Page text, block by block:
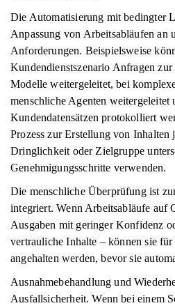
Die Automatisierung mit bedingter
Anpassung von Arbeitsabläufen an
Anforderungen. Beispielsweise
Kundendienstszenario Anfragen
Modelle weitergeleitet, bei
menschliche Agenten weitergeleitet
Kundendatensätzen protokolliert
Prozess zur Erstellung von Inhalten
Dringlichkeit oder Zielgruppe
Genehmigungsschritte verwenden.
Die menschliche Überprüfung ist
integriert. Wenn Arbeitsabläufe auf
Ausgaben mit geringer Konfidenz
vertrauliche Inhalte – können sie
angehalten werden, bevor sie
Ausnahmebehandlung und
Ausfallsicherheit. Wenn bei einem